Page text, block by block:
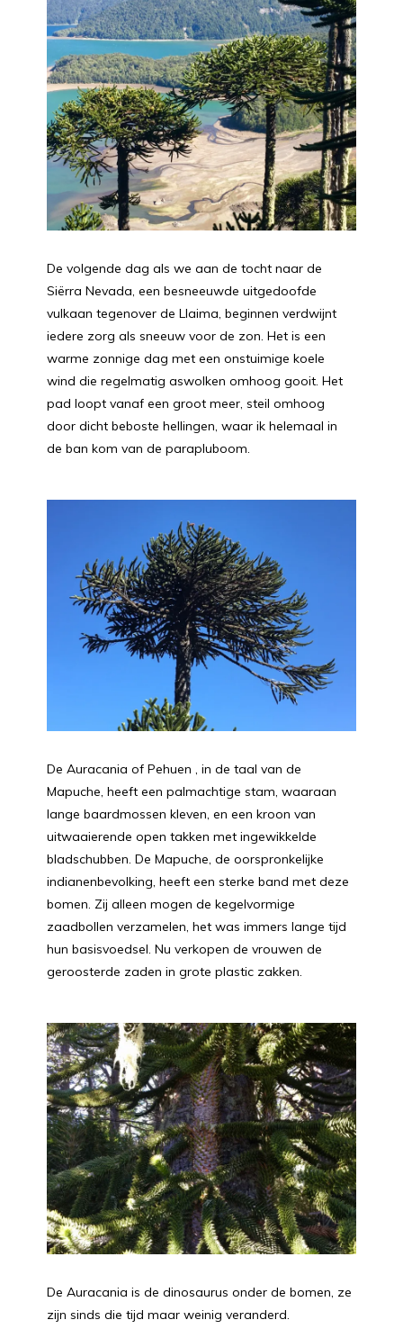
De volgende dag als we aan de tocht naar de
Siërra Nevada, een besneeuwde uitgedoofde
vulkaan tegenover de Llaima, beginnen verdwijnt
iedere zorg als sneeuw voor de zon. Het is een
warme zonnige dag met een onstuimige koele
wind die regelmatig aswolken omhoog gooit. Het
pad loopt vanaf een groot meer, steil omhoog
door dicht beboste hellingen, waar ik helemaal in
de ban kom van de parapluboom.
De Auracania of Pehuen , in de taal van de
Mapuche, heeft een palmachtige stam, waaraan
lange baardmossen kleven, en een kroon van
uitwaaierende open takken met ingewikkelde
bladschubben. De Mapuche, de oorspronkelijke
indianenbevolking, heeft een sterke band met deze
bomen. Zij alleen mogen de kegelvormige
zaadbollen verzamelen, het was immers lange tijd
hun basisvoedsel. Nu verkopen de vrouwen de
geroosterde zaden in grote plastic zakken.
De Auracania is de dinosaurus onder de bomen, ze
zijn sinds die tijd maar weinig veranderd.